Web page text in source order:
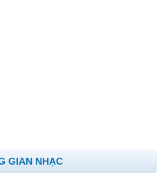
GIAN NHẠC